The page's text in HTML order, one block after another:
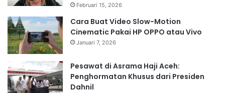
Februari 15, 2026
Cara Buat Video Slow-Motion
Cinematic Pakai HP OPPO atau Vivo
Januari 7, 2026
Pesawat di Asrama Haji Aceh:
Penghormatan Khusus dari Presiden
Dahnil